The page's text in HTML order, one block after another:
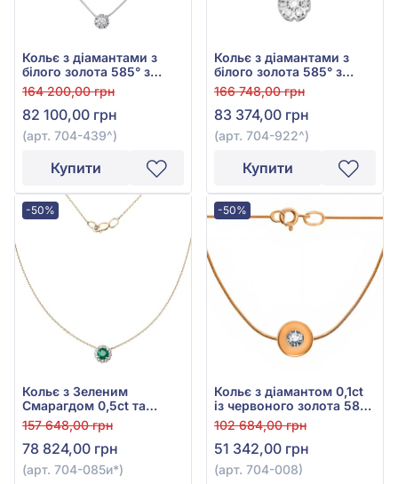
Кольє з діамантами з
білого золота 585° з
діамантом 0,24ct, арт.
704-439
164 200,00 грн
82 100,00 грн
(арт. 704-439^)
Купити
Кольє з діамантами з
білого золота 585° з
діамантом 0,35ct, арт.
704-922
166 748,00 грн
83 374,00 грн
(арт. 704-922^)
Купити
-50%
Кольє з Зеленим
Смарагдом 0,5ct та
Діамантом 0,16ct із
жовтого золота 585°, арт.
704-085и
157 648,00 грн
78 824,00 грн
(арт. 704-085и*)
-50%
Кольє з діамантом 0,1ct
із червоного золота 585°,
арт. 704-008
102 684,00 грн
51 342,00 грн
(арт. 704-008)